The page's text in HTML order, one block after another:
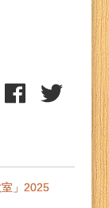
室」2025